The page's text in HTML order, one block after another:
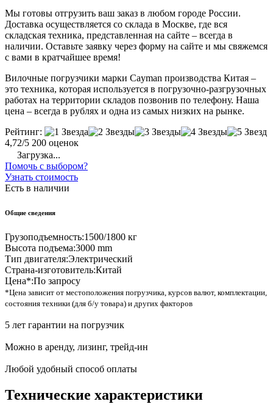
Мы готовы отгрузить ваш заказ в любом городе России.
Доставка осуществляется со склада в Москве, где вся
складская техника, представленная на сайте – всегда в
наличии. Оставьте заявку через форму на сайте и мы свяжемся
с вами в кратчайшее время!
Вилочные погрузчики марки Cayman производства Китая –
это техника, которая используется в погрузочно-разгрузочных
работах на территории складов позвонив по телефону. Наша
цена – всегда в рублях и одна из самых низких на рынке.
Рейтинг:
4,72/5 200 оценок
Загрузка...
Помочь с выбором?
Узнать стоимость
Есть в наличии
Общие сведения
Грузоподъемность:1500/1800 кг
Высота подъема:3000 mm
Тип двигателя:Электрический
Страна-изготовитель:Китай
Цена*:По запросу
*Цена зависит от местоположения погрузчика, курсов валют, комплектации,
состояния техники (для б/у товара) и других факторов
5 лет гарантии на погрузчик
Можно в аренду, лизинг, трейд-ин
Любой удобный способ оплаты
Технические характеристики